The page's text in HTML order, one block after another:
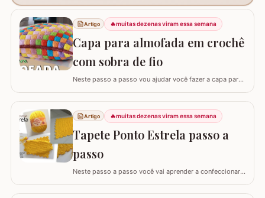
Artigo 🔥muitas dezenas viram essa semana
Capa para almofada em crochê
com sobra de fio
Neste passo a passo vou ajudar você fazer a capa para
passo a passo do tapete, mas desta vez vou mostrar
como é super fácil fazer um modelo quadrado com as
bordas retas. O passo a passo está bem detalhado,
mas se sentir alguma dificuldade deixe um…
Artigo 🔥muitas dezenas viram essa semana
Tapete Ponto Estrela passo a
passo
Neste passo a passo você vai aprender a confeccionar
Maxcolor (400g/452 metros). Quem trabalha com este